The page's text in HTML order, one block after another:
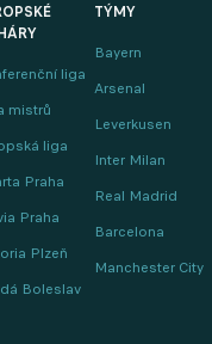
liga
mistrů
liga
Praha
Praha
Plzeň
Boleslav
TÝMY
Bayern
Arsenal
Leverkusen
Inter Milan
Real Madrid
Barcelona
Manchester City